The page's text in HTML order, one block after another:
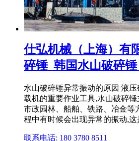
仕弘机械（上海）有
碎锤_韩国水山破碎锤
水山破碎锤异常振动的原因 液
载机的重要作业工具,水山破碎锤
市政园林、船舶、铁路、冶金等
程中有时候会出现异常的振动,
联系电话: 180 3780 8511